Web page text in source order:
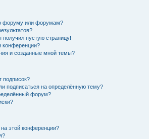
форуму или форумам?
получил пустую страницу!
конференции?
и созданные мной темы?
подписок?
подписаться на определённую тему?
форум?
этой конференции?